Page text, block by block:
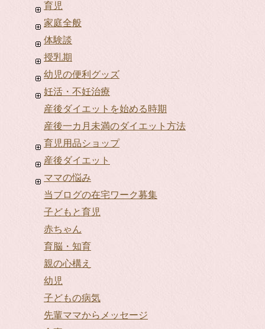
育児
家庭全般
体験談
授乳期
幼児の便利グッズ
妊活・不妊治療
産後ダイエットを始める時期
産後一カ月未満のダイエット方法
育児用品ショップ
産後ダイエット
ママの悩み
当ブログの在宅ワーク募集
子どもと育児
赤ちゃん
育脳・知育
親の心構え
幼児
子どもの病気
先輩ママからメッセージ